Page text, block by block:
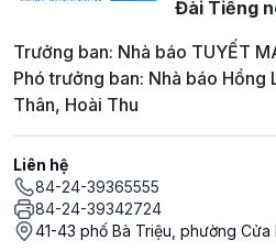
Đài Tiếng
Trưởng ban: Nhà báo TUYẾT
Phó trưởng ban: Nhà báo Hồng
Thân, Hoài Thu
Liên hệ
84-24-39365555
84-24-39342724
41-43 phố Bà Triệu, phường Cửa